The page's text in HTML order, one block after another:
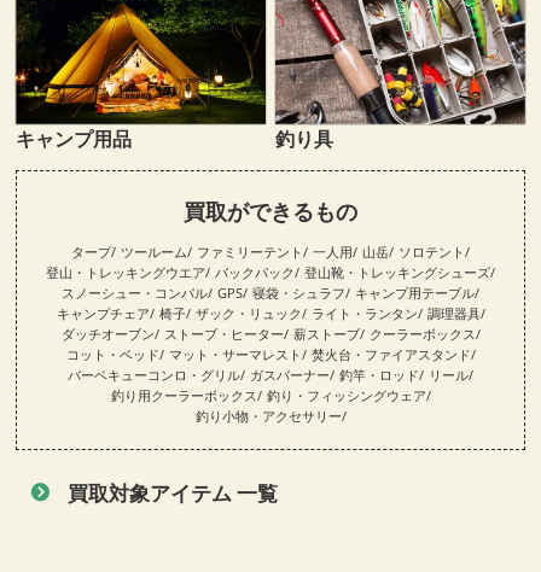
キャンプ用品 釣り具
買取ができるもの
タープ ツールーム ファミリーテント 一人用 山岳 ソロテント
登山・トレッキングウエア
バックパック
登山靴・トレッキングシューズ
スノーシュー・コンパル GPS 寝袋・シュラフ
キャンプ用テーブル
キャンプチェア 椅子 ザック・リュック ライト・ランタン 調理器具
ダッチオーブン
ストーブ・ヒーター 薪ストーブ
クーラーボックス
コット・ベッド
マット・サーマレスト
焚火台・ファイアスタンド
バーベキューコンロ・グリル ガスバーナー 釣竿・ロッド
リール
釣り用クーラーボックス
釣り・フィッシングウェア
釣り小物・アクセサリー
買取対象アイテム 一覧